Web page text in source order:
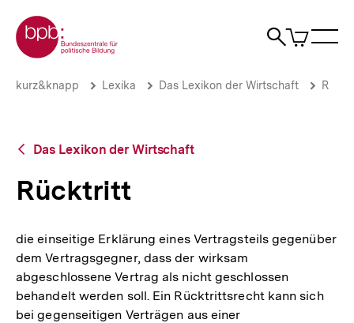
zum
Seiteninhalt
springen
Zur Startseite der bpb
Suche
Artikel
im
Rücktritt
Brotkrümelnavigation
Pfadnavigation
kurz&knapp Lexika Das Lexikon der Wirtschaft R
Zurück
Übersicht
Das Lexikon der Wirtschaft
Rücktritt
die einseitige Erklärung eines Vertragsteils gegenüber
dem Vertragsgegner, dass der wirksam
abgeschlossene Vertrag als nicht geschlossen
behandelt werden soll. Ein Rücktrittsrecht kann sich
bei gegenseitigen Verträgen aus einer